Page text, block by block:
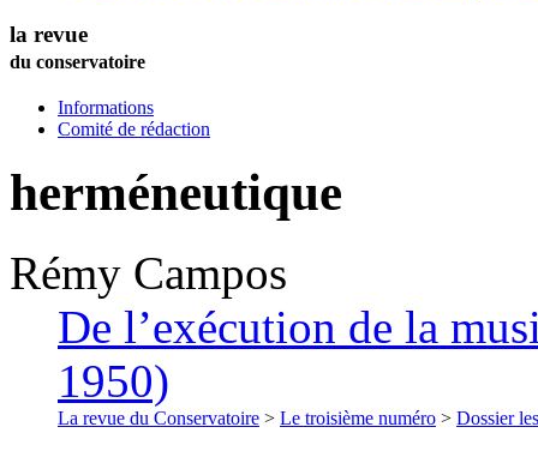
la revue
du conservatoire
Informations
Comité de rédaction
herméneutique
Rémy Campos
De l’exécution de la
1950)
La revue du Conservatoire > Le troisième numéro > Dossier